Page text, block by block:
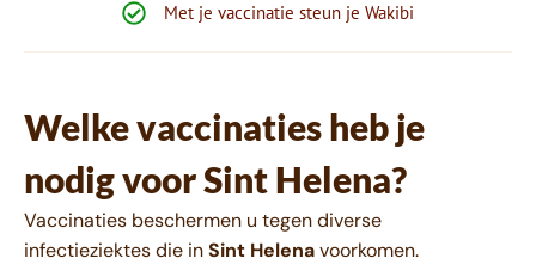
Met je vaccinatie steun je Wakibi
Welke vaccinaties heb je
nodig voor Sint Helena?
Vaccinaties beschermen u tegen diverse
infectieziektes die inSint Helenavoorkomen.